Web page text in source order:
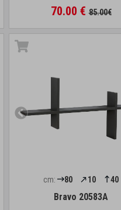
70.00 €85.00€
cm: 80 10 40
Bravo 20583A